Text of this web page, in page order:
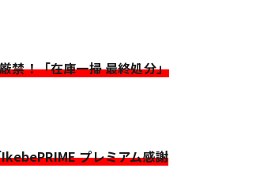
禁！「在庫一掃 最終処分」
プレミアム感謝